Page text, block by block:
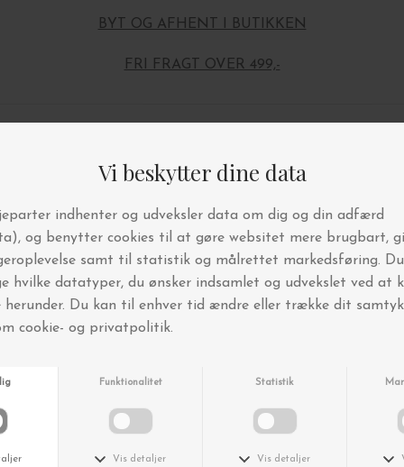
BYT OG AFHENT I BUTIKKEN
FRI FRAGT OVER 499,-
Andre købte også